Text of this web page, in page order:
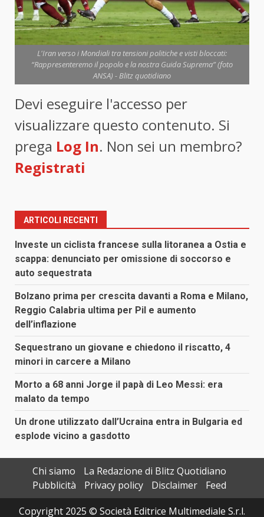
L'Iran verso i Mondiali tra tensioni politiche e visti bloccati:
“Rappresenteremo il popolo e la nostra Guida Suprema” (foto
ANSA) - Blitz quotidiano
Devi eseguire l'accesso per
visualizzare questo contenuto. Si
prega Log In. Non sei un membro?
Registrati
ARTICOLI RECENTI
Investe un ciclista francese sulla litoranea a Ostia e
scappa: denunciato per omissione di soccorso e
auto sequestrata
Bolzano prima per crescita davanti a Roma e Milano,
Reggio Calabria ultima per Pil e aumento
dell’inflazione
Sequestrano un giovane e chiedono il riscatto, 4
minori in carcere a Milano
Morto a 68 anni Jorge il papà di Leo Messi: era
malato da tempo
Un drone utilizzato dall’Ucraina entra in Bulgaria ed
esplode vicino a gasdotto
Chi siamo
La Redazione di Blitz Quotidiano
Pubblicità
Privacy policy Disclaimer
Feed
Copyright 2025 © Società Editrice Multimediale S.r.l.